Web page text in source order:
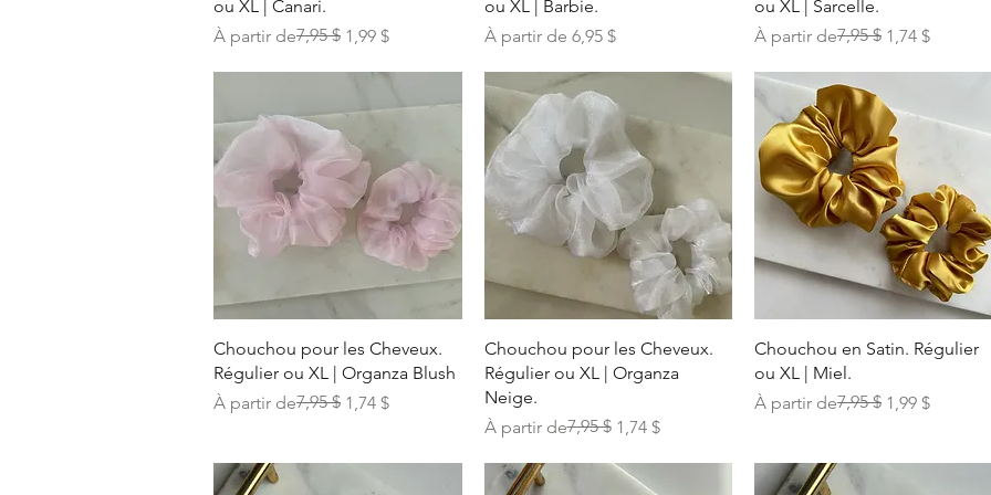
ou XL | Canari.
À partir de
Prix original7,95 $ 1,99 $
Prix promotionnel
ou XL | Barbie.
À partir de 6,95 $
Prix promotionnel
ou XL | Sarcelle.
À partir de
Prix original7,95 $ 1,74 $
Prix promotionnel
Aperçu rapide
Chouchou pour les Cheveux.
Régulier ou XL | Organza Blush
À partir de
Prix original7,95 $ 1,74 $
Prix promotionnel
Aperçu rapide
Chouchou pour les Cheveux.
Régulier ou XL | Organza
Neige.
À partir de
Prix original7,95 $ 1,74 $
Prix promotionnel
Aperçu rapide
Chouchou en Satin. Régulier
ou XL | Miel.
À partir de
Prix original7,95 $ 1,99 $
Prix promotionnel